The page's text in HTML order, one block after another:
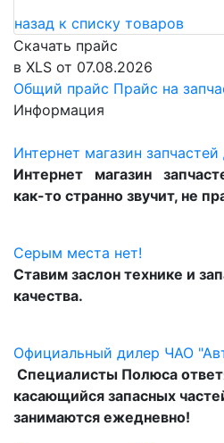
назад к списку товаров
Скачать прайс
в XLS от 07.08.2026
Общий прайс Прайс на
Информация
Интернет магазин
Интернет магазин
как-то странно звучит, не
Серым места нет!
Ставим заслон технике и
качества.
Официальный дилер ЧАО
Специалисты Полюса
касающийся запасных
занимаются ежедневно!